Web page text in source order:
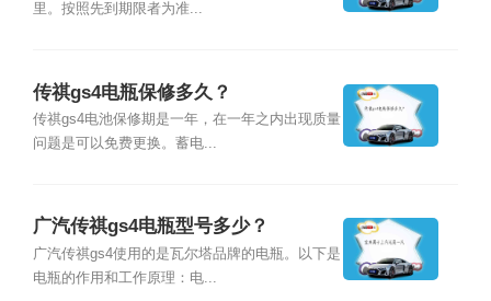
里。按照先到期限者为准...
传祺gs4电瓶保修多久？
传祺gs4电池保修期是一年，在一年之内出现质量
问题是可以免费更换。蓄电...
广汽传祺gs4电瓶型号多少？
广汽传祺gs4使用的是瓦尔塔品牌的电瓶。以下是
电瓶的作用和工作原理：电...